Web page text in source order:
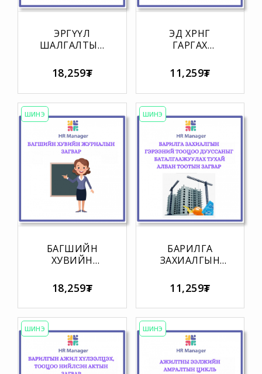
ЭРГҮҮЛ
ШАЛГАЛТЫН
18,259₮
ЭД ХӨРӨНГӨ
ГАРГАХ
ХУУДАС
11,259₮
ШИНЭ
БАГШИЙН
ХУВИЙН
ЗАГВАР
18,259₮
ШИНЭ
БАРИЛГА
ЗАХИАЛГЫН
ТООЦОО
ДУУССАНЫГ
БАТАЛГААЖУУЛАХ
ТУХАЙ АЛБАН
ТООТЫН
ЗАГВАР
11,259₮
ШИНЭ ШИНЭ